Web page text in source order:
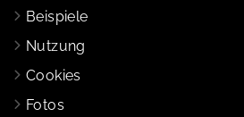
Beispiele
Nutzung
Cookies
Fotos